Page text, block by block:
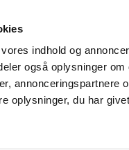
indhold og
også oplysninger
annonceringspartnere
oplysninger, du har
Tilskud og